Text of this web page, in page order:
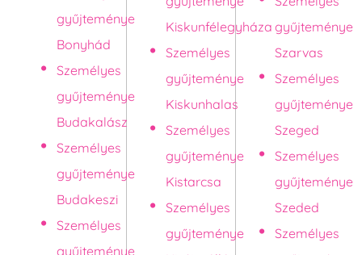
gyűjteménye
Bonyhád
Személyes
gyűjteménye
Budakalász
Személyes
gyűjteménye
Budakeszi
Személyes
gyűjteménye
Kiskunfélegyháza
Személyes
gyűjteménye
Kiskunhalas
Személyes
gyűjteménye
Kistarcsa
Személyes
gyűjteménye
gyűjteménye
Szarvas
Személyes
gyűjteménye
Szeged
Személyes
gyűjteménye
Szeded
Személyes